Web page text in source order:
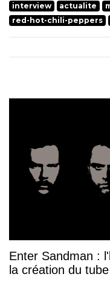
interview actualite
red-hot-chili-peppers
Enter Sandman :
la création du